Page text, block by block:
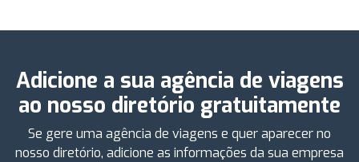
Adicione a sua agência de viagens
ao nosso diretório gratuitamente
Se gere uma agência de viagens e quer aparecer no
nosso diretório, adicione as informações da sua empresa